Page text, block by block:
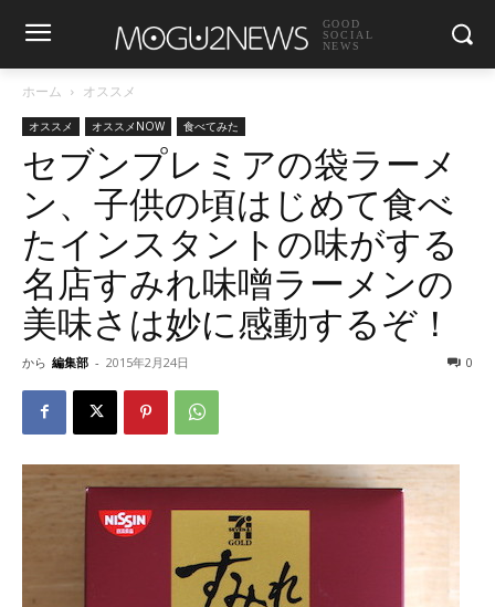
GOOD
SOCIAL
NEWS
ホーム オススメ
オススメ オススメNOW 食べてみた
セブンプレミアの袋ラーメ
ン、子供の頃はじめて食べ
たインスタントの味がする
名店すみれ味噌ラーメンの
美味さは妙に感動するぞ！
から 編集部 - 2015年2月24日 0